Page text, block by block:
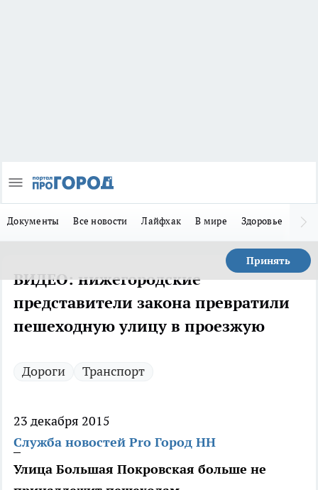
Документы Все новости Лайфхак В мире Здоровье
Принять
ВИДЕО: нижегородские
представители закона превратили
пешеходную улицу в проезжую
Дороги Транспорт
23 декабря 2015
Служба новостей Pro Город НН
Улица Большая Покровская больше не